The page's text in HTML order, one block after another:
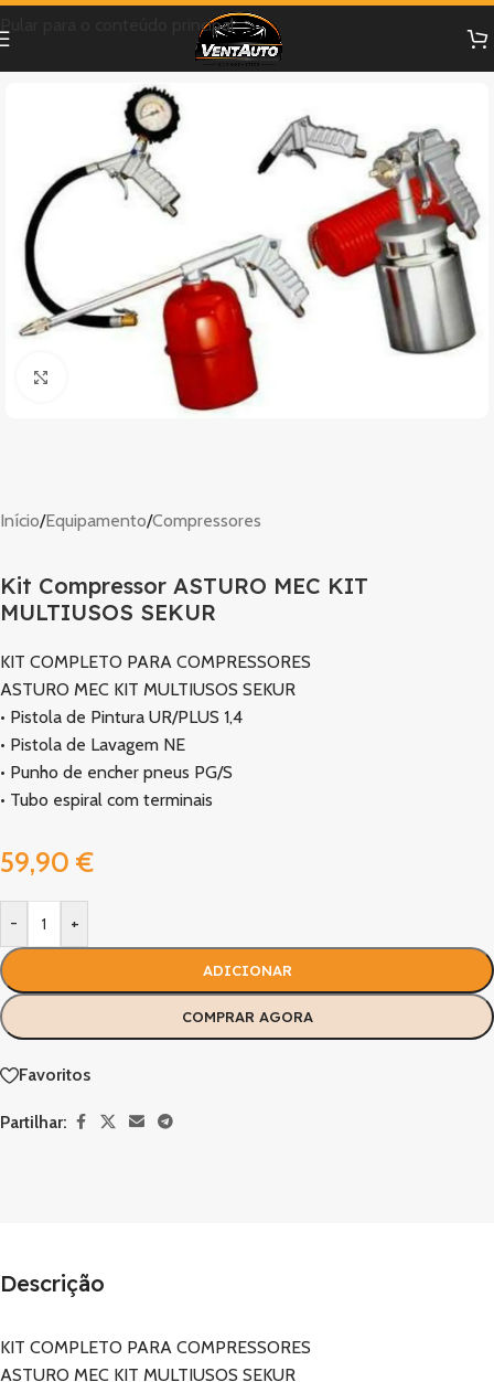
Pular para o conteúdo principal
Clique para ampliar
Início/Equipamento/Compressores
Kit Compressor ASTURO MEC KIT
MULTIUSOS SEKUR
KIT COMPLETO PARA COMPRESSORES
ASTURO MEC KIT MULTIUSOS SEKUR
• Pistola de Pintura UR/PLUS 1,4
• Pistola de Lavagem NE
• Punho de encher pneus PG/S
• Tubo espiral com terminais
59,90 €
- +
ADICIONAR
COMPRAR AGORA
Favoritos
Partilhar:
Descrição
KIT COMPLETO PARA COMPRESSORES
ASTURO MEC KIT MULTIUSOS SEKUR